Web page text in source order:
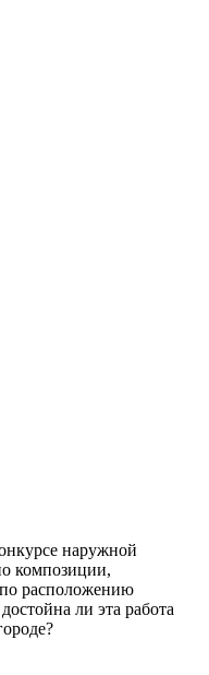
наружной
композиции,
расположению
ли эта работа